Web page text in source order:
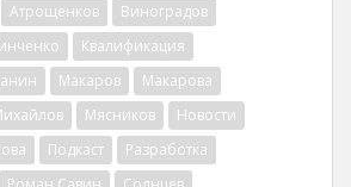
Атрощенков
Виноградов
Квалификация
Макаров
Макарова
Мясников
Новости
Подкаст
Разработка